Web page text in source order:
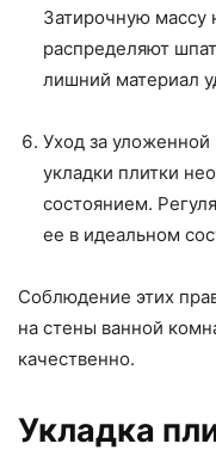
Затирочную массу
распределяют
лишний материал
Уход за
укладки плитки
состоянием.
ее в идеальном
Соблюдение этих
на стены ванной
качественно.
Укладка